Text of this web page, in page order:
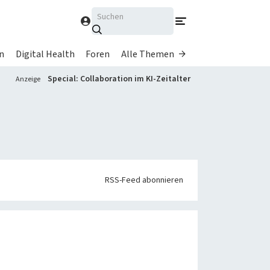
Suchen
Alle Magazine im Browser
heise business services
Digital Health Foren Alle Themen
Anzeige Special: Collaboration im KI-Zeitalter
RSS-Feed abonnieren